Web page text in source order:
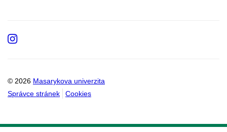
© 2026 Masarykova univerzita
Správce stránek
Cookies
Instagram